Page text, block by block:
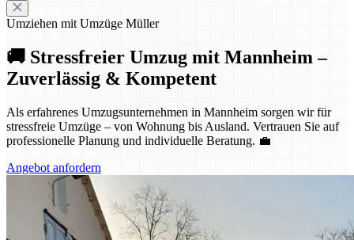
Umziehen mit Umzüge Müller
🚚 Stressfreier Umzug mit Mannheim –
Zuverlässig & Kompetent
Als erfahrenes Umzugsunternehmen in Mannheim sorgen wir für
stressfreie Umzüge – von Wohnung bis Ausland. Vertrauen Sie auf
professionelle Planung und individuelle Beratung. 💼
Angebot anfordern